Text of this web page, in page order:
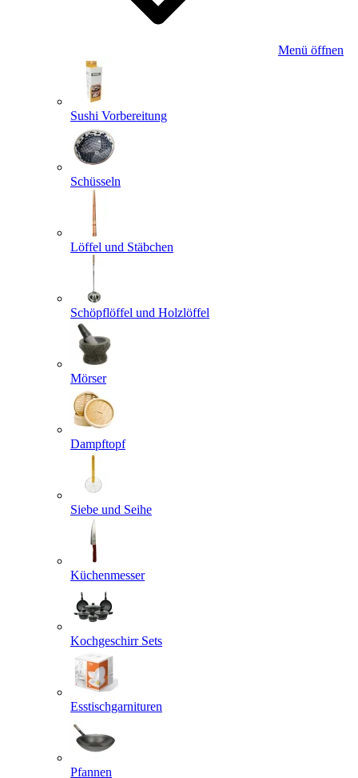
Menü öffnen
Sushi Vorbereitung
Schüsseln
Löffel und Stäbchen
Schöpflöffel und Holzlöffel
Mörser
Dampftopf
Siebe und Seihe
Küchenmesser
Kochgeschirr Sets
Esstischgarnituren
Pfannen